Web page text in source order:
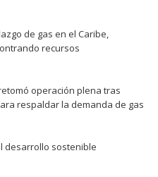
de gas en el Caribe,
recursos
operación plena tras
respaldar la demanda de gas
desarrollo sostenible